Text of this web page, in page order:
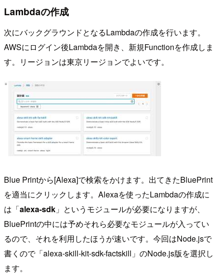
Lambdaの作成
次にバックグラウンドとなるLambdaの作成を行います。
AWSにログイン後Lambdaを開き、新規Functionを作成しま
す。リージョンは東京リージョンでよいです。
Blue Printから[Alexa]で検索をかけます。出てきたBluePrint
を適当にクリックします。Alexaを使ったLambdaの作成に
は「alexa-sdk 」というモジュールが必要になりますが、
BluePrintの中には予めそれら必要なモジュールが入ってい
るので、それを利用したほうが速いです。今回はNode.jsで
書くので「alexa-skill-kit-sdk-factskill」のNode.js版を選択し
ます。